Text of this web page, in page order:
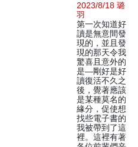
2023/8/18 璐
羽
第一次知道好
讀是無意間發
現的，並且發
現的那天令我
驚喜且意外的
是—剛好是好
讀復活不久之
後，覺著應該
是某種莫名的
緣分，促使想
找些電子書的
我被帶到了這
裡。這裡有著